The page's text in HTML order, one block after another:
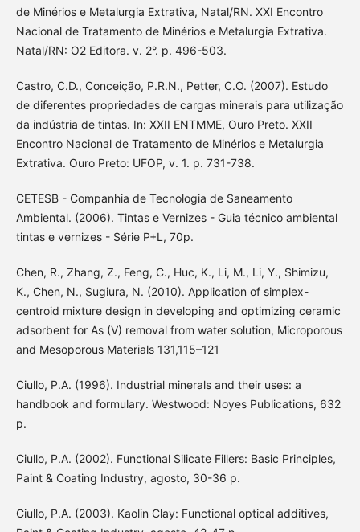
de Minérios e Metalurgia Extrativa, Natal/RN. XXI Encontro
Nacional de Tratamento de Minérios e Metalurgia Extrativa.
Natal/RN: O2 Editora. v. 2°. p. 496-503.
Castro, C.D., Conceição, P.R.N., Petter, C.O. (2007). Estudo
de diferentes propriedades de cargas minerais para utilização
da indústria de tintas. In: XXII ENTMME, Ouro Preto. XXII
Encontro Nacional de Tratamento de Minérios e Metalurgia
Extrativa. Ouro Preto: UFOP, v. 1. p. 731-738.
CETESB - Companhia de Tecnologia de Saneamento
Ambiental. (2006). Tintas e Vernizes - Guia técnico ambiental
tintas e vernizes - Série P+L, 70p.
Chen, R., Zhang, Z., Feng, C., Huc, K., Li, M., Li, Y., Shimizu,
K., Chen, N., Sugiura, N. (2010). Application of simplex-
centroid mixture design in developing and optimizing ceramic
adsorbent for As (V) removal from water solution, Microporous
and Mesoporous Materials 131,115–121
Ciullo, P.A. (1996). Industrial minerals and their uses: a
handbook and formulary. Westwood: Noyes Publications, 632
p.
Ciullo, P.A. (2002). Functional Silicate Fillers: Basic Principles,
Paint & Coating Industry, agosto, 30-36 p.
Ciullo, P.A. (2003). Kaolin Clay: Functional optical additives,